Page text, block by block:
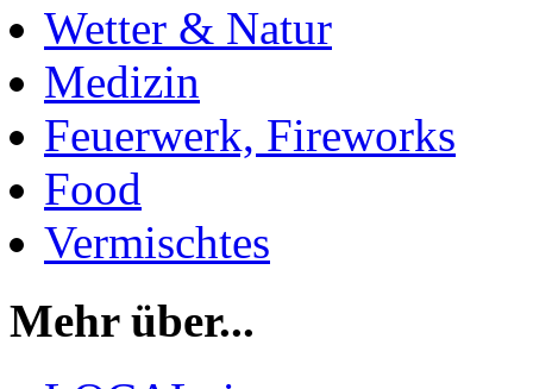
Wetter & Natur
Medizin
Feuerwerk, Fireworks
Food
Vermischtes
Mehr über...